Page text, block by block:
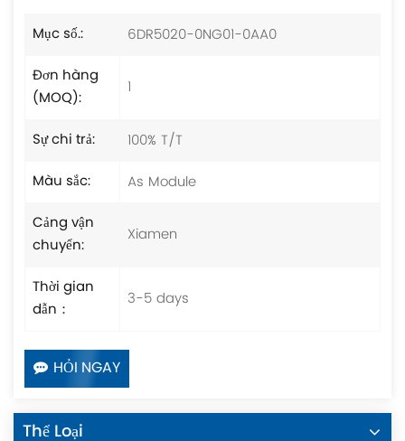
Mục số.:
6DR5020-0NG01-0AA0
Đơn hàng
(MOQ):
1
Sự chi trả:
100% T/T
Màu sắc:
As Module
Cảng vận
chuyển:
Xiamen
Thời gian
dẫn：
3-5 days
HỎI NGAY
Thể Loại